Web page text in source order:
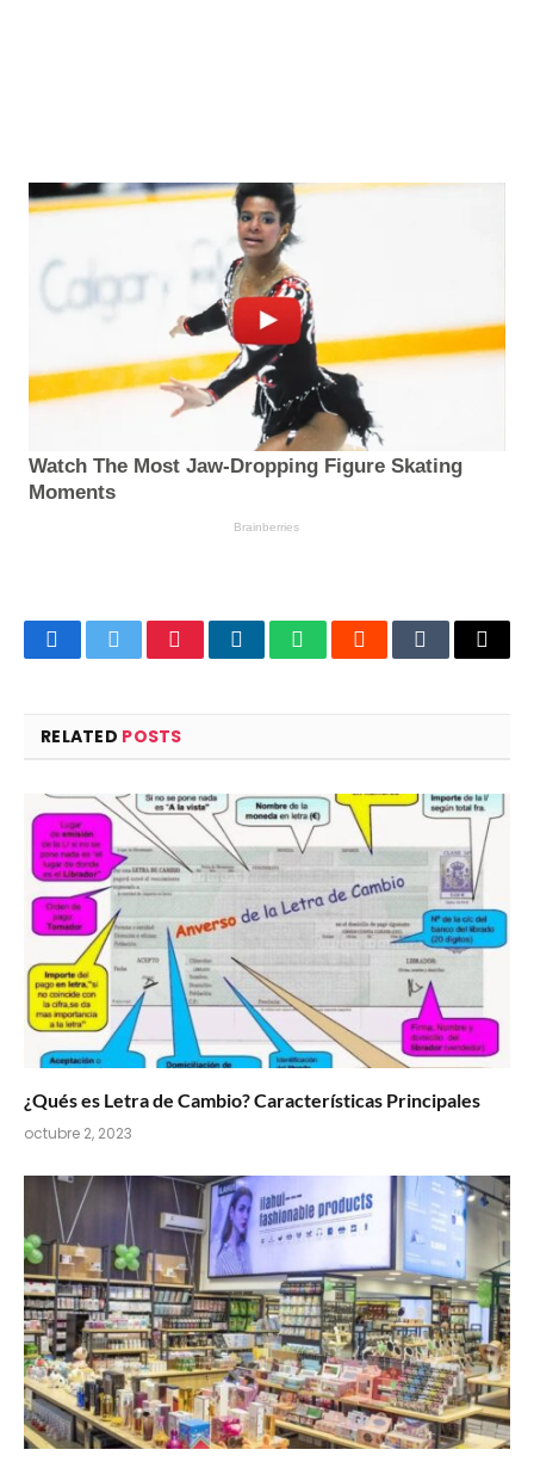
FacebookTwitterPinterestLinkedInWhatsAppRedditTumblrEmail
RELATED POSTS
¿Qués es Letra de Cambio? Características Principales
octubre 2, 2023